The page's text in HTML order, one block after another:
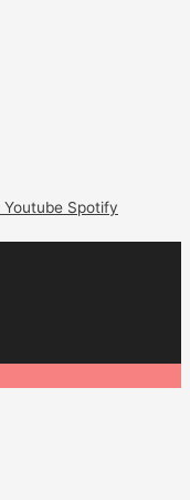
Youtube Spotify